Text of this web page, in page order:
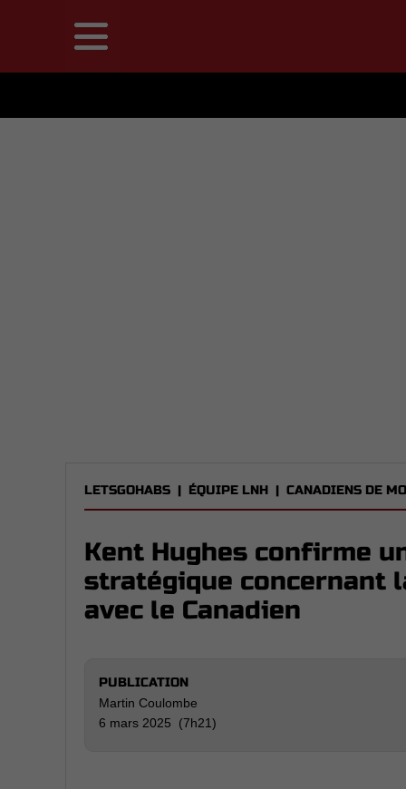
LETSGOHABS | ÉQUIPE LNH | CANADIENS DE
Kent Hughes confirme
stratégique concernant
avec le Canadien
PUBLICATION
Martin Coulombe
6 mars 2025 (7h21)